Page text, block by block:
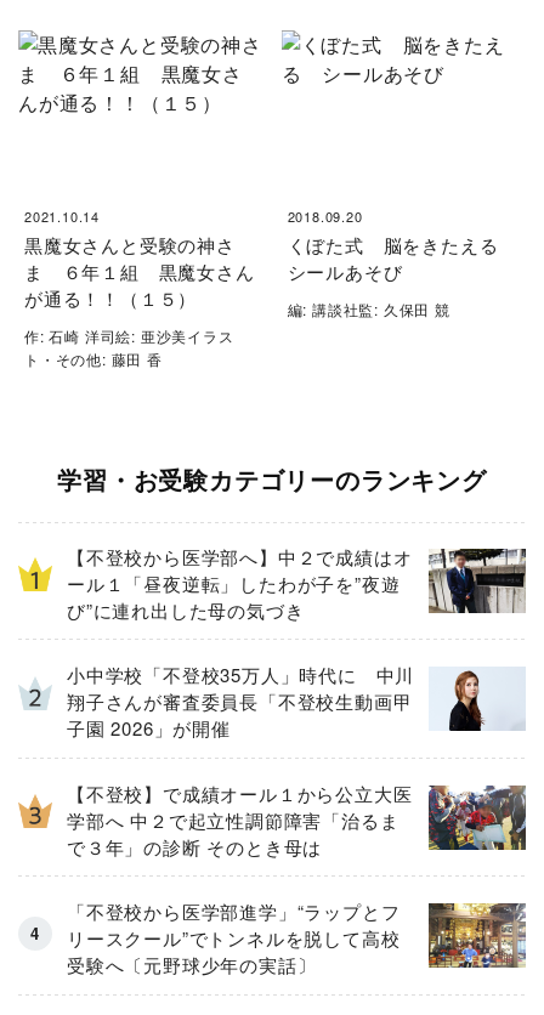
2021.10.14
黒魔女さんと受験の神さ
ま ６年１組 黒魔女さん
が通る！！（１５）
作: 石崎 洋司絵: 亜沙美イラス
ト・その他: 藤田 香
2018.09.20
くぼた式 脳をきたえる
シールあそび
編: 講談社監: 久保田 競
学習・お受験カテゴリーのランキング
【不登校から医学部へ】中２で成績はオ
ール１「昼夜逆転」したわが子を”夜遊
び”に連れ出した母の気づき
小中学校「不登校35万人」時代に 中川
翔子さんが審査委員長「不登校生動画甲
子園 2026」が開催
【不登校】で成績オール１から公立大医
学部へ 中２で起立性調節障害「治るま
で３年」の診断 そのとき母は
「不登校から医学部進学」“ラップとフ
リースクール”でトンネルを脱して高校
受験へ〔元野球少年の実話〕